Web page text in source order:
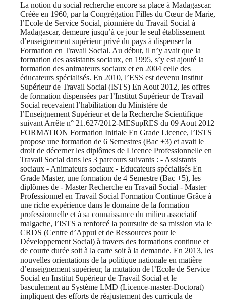
La notion du social recherche encore sa place à Madagascar.
Créée en 1960, par la Congrégation Filles du Cœur de Marie,
l’Ecole de Service Social, pionnière du Travail Social à
Madagascar, demeure jusqu’à ce jour le seul établissement
d’enseignement supérieur privé du pays à dispenser la
Formation en Travail Social. Au début, il n’y avait que la
formation des assistants sociaux, en 1995, s’y est ajouté la
formation des animateurs sociaux et en 2004 celle des
éducateurs spécialisés. En 2010, l’ESS est devenu Institut
Supérieur de Travail Social (ISTS) En Aout 2012, les offres
de formation dispensées par l’Institut Supérieur de Travail
Social recevaient l’habilitation du Ministère de
l’Enseignement Supérieur et de la Recherche Scientifique
suivant Arrête n° 21.627/2012-MESupRES du 09 Aout 2012
FORMATION Formation Initiale En Grade Licence, l’ISTS
propose une formation de 6 Semestres (Bac +3) et avait le
droit de décerner les diplômes de Licence Professionnelle en
Travail Social dans les 3 parcours suivants : - Assistants
sociaux - Animateurs sociaux - Educateurs spécialisés En
Grade Master, une formation de 4 Semestre (Bac +5), les
diplômes de - Master Recherche en Travail Social - Master
Professionnel en Travail Social Formation Continue Grâce à
une riche expérience dans le domaine de la formation
professionnelle et à sa connaissance du milieu associatif
malgache, l’ISTS a renforcé la poursuite de sa mission via le
CRDS (Centre d’Appui et de Ressources pour le
Développement Social) à travers des formations continue et
de courte durée soit à la carte soit à la demande. En 2013, les
nouvelles orientations de la politique nationale en matière
d’enseignement supérieur, la mutation de l’Ecole de Service
Social en Institut Supérieur de Travail Social et le
basculement au Système LMD (Licence-master-Doctorat)
impliquent des efforts de réajustement des curricula de